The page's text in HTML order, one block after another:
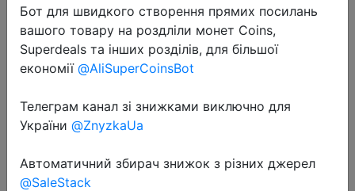
ZEALOT S49PRO Portable Bluetooth
Speaker 20W IPX6 Waterproof
Dual Pairing True Wireless Speaker
Бот для швидкого створення прямих посилань
вашого товару на роздліли монет Coins,
Superdeals та інших розділів, для більшої
економії @AliSuperCoinsBot
Телеграм канал зі знижками виключно для
України @ZnyzkaUa
Автоматичний збирач знижок з різних джерел
@SaleStack